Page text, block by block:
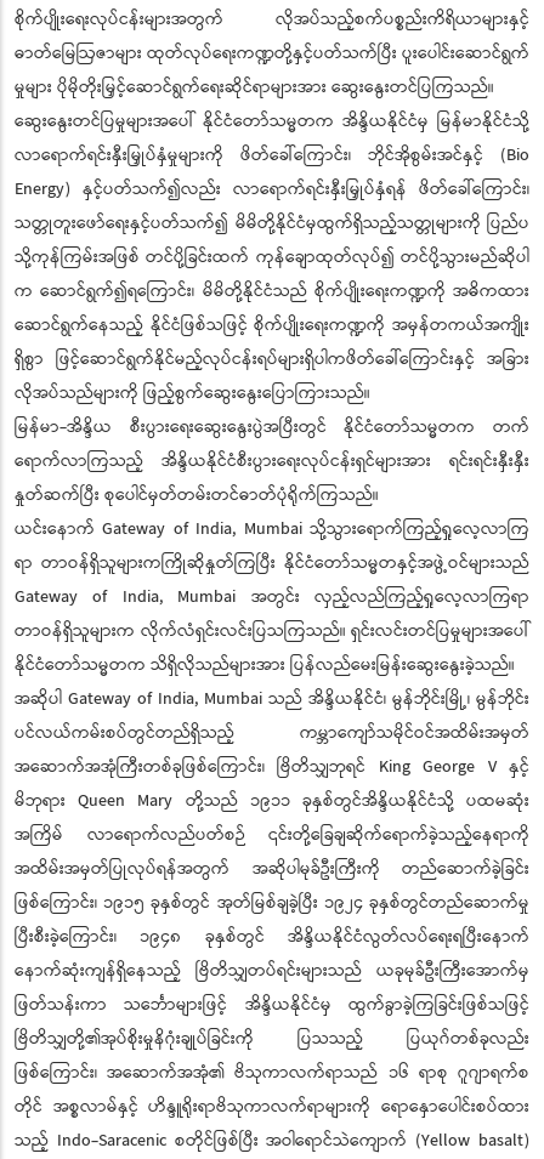
စိုက်ပျိုးရေးလုပ်ငန်းများအတွက် လိုအပ်သည့်စက်ပစ္စည်းကိရိယာများနှင့်
ဓာတ်မြေဩဇာများ ထုတ်လုပ်ရေးကဏ္ဍတို့နှင့်ပတ်သက်ပြီး ပူးပေါင်းဆောင်ရွက်
မှုများ ပိုမိုတိုးမြှင့်ဆောင်ရွက်ရေးဆိုင်ရာများအား ဆွေးနွေးတင်ပြကြသည်။
ဆွေးနွေးတင်ပြမှုများအပေါ် နိုင်ငံတော်သမ္မတက အိန္ဒိယနိုင်ငံမှ မြန်မာနိုင်ငံသို့
လာရောက်ရင်းနှီးမြှုပ်နှံမှုများကို ဖိတ်ခေါ်ကြောင်း၊ ဘိုင်အိုစွမ်းအင်နှင့် (Bio
Energy) နှင့်ပတ်သက်၍လည်း လာရောက်ရင်းနှီးမြှုပ်နှံရန် ဖိတ်ခေါ်ကြောင်း၊
သတ္တုတူးဖော်ရေးနှင့်ပတ်သက်၍ မိမိတို့နိုင်ငံမှထွက်ရှိသည့်သတ္တုများကို ပြည်ပ
သို့ကုန်ကြမ်းအဖြစ် တင်ပို့ခြင်းထက် ကုန်ချောထုတ်လုပ်၍ တင်ပို့သွားမည်ဆိုပါ
က ဆောင်ရွက်၍ရကြောင်း၊ မိမိတို့နိုင်ငံသည် စိုက်ပျိုးရေးကဏ္ဍကို အဓိကထား
ဆောင်ရွက်နေသည့် နိုင်ငံဖြစ်သဖြင့် စိုက်ပျိုးရေးကဏ္ဍကို အမှန်တကယ်အကျိုး
ရှိစွာ ဖြင့်ဆောင်ရွက်နိုင်မည့်လုပ်ငန်းရပ်များရှိပါကဖိတ်ခေါ်ကြောင်းနှင့် အခြား
လိုအပ်သည်များကို ဖြည့်စွက်ဆွေးနွေးပြောကြားသည်။
မြန်မာ-အိန္ဒိယ စီးပွားရေးဆွေးနွေးပွဲအပြီးတွင် နိုင်ငံတော်သမ္မတက တက်
ရောက်လာကြသည့် အိန္ဒိယနိုင်ငံစီးပွားရေးလုပ်ငန်းရှင်များအား ရင်းရင်းနှီးနှီး
နှုတ်ဆက်ပြီး စုပေါင်မှတ်တမ်းတင်ဓာတ်ပုံရိုက်ကြသည်။
ယင်းနောက် Gateway of India, Mumbai သို့သွားရောက်ကြည့်ရှုလေ့လာကြ
ရာ တာဝန်ရှိသူများကကြိုဆိုနှုတ်ကြပြီး နိုင်ငံတော်သမ္မတနှင့်အဖွဲ့ဝင်များသည်
Gateway of India, Mumbai အတွင်း လှည့်လည်ကြည့်ရှုလေ့လာကြရာ
တာဝန်ရှိသူများက လိုက်လံရှင်းလင်းပြသကြသည်။ ရှင်းလင်းတင်ပြမှုများအပေါ်
နိုင်ငံတော်သမ္မတက သိရှိလိုသည်များအား ပြန်လည်မေးမြန်းဆွေးနွေးခဲ့သည်။
အဆိုပါ Gateway of India, Mumbai သည် အိန္ဒိယနိုင်ငံ၊ မွန်ဘိုင်းမြို့၊ မွန်ဘိုင်း
ပင်လယ်ကမ်းစပ်တွင်တည်ရှိသည့် ကမ္ဘာကျော်သမိုင်ဝင်အထိမ်းအမှတ်
အဆောက်အအုံကြီးတစ်ခုဖြစ်ကြောင်း၊ ဗြိတိသျှဘုရင် King George V နှင့်
မိဘုရား Queen Mary တို့သည် ၁၉၁၁ ခုနှစ်တွင်အိန္ဒိယနိုင်ငံသို့ ပထမဆုံး
အကြိမ် လာရောက်လည်ပတ်စဉ် ၎င်းတို့ခြေချဆိုက်ရောက်ခဲ့သည့်နေရာကို
အထိမ်းအမှတ်ပြုလုပ်ရန်အတွက် အဆိုပါမုခ်ဦးကြီးကို တည်ဆောက်ခဲ့ခြင်း
ဖြစ်ကြောင်း၊ ၁၉၁၅ ခုနှစ်တွင် အုတ်မြစ်ချခဲ့ပြီး ၁၉၂၄ ခုနှစ်တွင်တည်ဆောက်မှု
ပြီးစီးခဲ့ကြောင်း၊ ၁၉၄၈ ခုနှစ်တွင် အိန္ဒိယနိုင်ငံလွတ်လပ်ရေးရပြီးနောက်
နောက်ဆုံးကျန်ရှိနေသည့် ဗြိတိသျှတပ်ရင်းများသည် ယခုမုခ်ဦးကြီးအောက်မှ
ဖြတ်သန်းကာ သင်္ဘောများဖြင့် အိန္ဒိယနိုင်ငံမှ ထွက်ခွာခဲ့ကြခြင်းဖြစ်သဖြင့်
ဗြိတိသျှတို့၏အုပ်စိုးမှုနိဂုံးချုပ်ခြင်းကို ပြသသည့် ပြယုဂ်တစ်ခုလည်း
ဖြစ်ကြောင်း၊ အဆောက်အအုံ၏ ဗိသုကာလက်ရာသည် ၁၆ ရာစု ဂူဂျာရက်စ
တိုင် အစ္စလာမ်နှင့် ဟိန္ဒူရိုးရာဗိသုကာလက်ရာများကို ရောနှောပေါင်းစပ်ထား
သည့် Indo-Saracenic စတိုင်ဖြစ်ပြီး အဝါရောင်သဲကျောက် (Yellow basalt)